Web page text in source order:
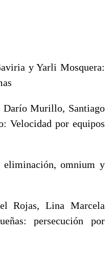
y Yarli Mosquera:
Darío Murillo, Santiago
Velocidad por equipos
eliminación, omnium y
Rojas, Lina Marcela
persecución por